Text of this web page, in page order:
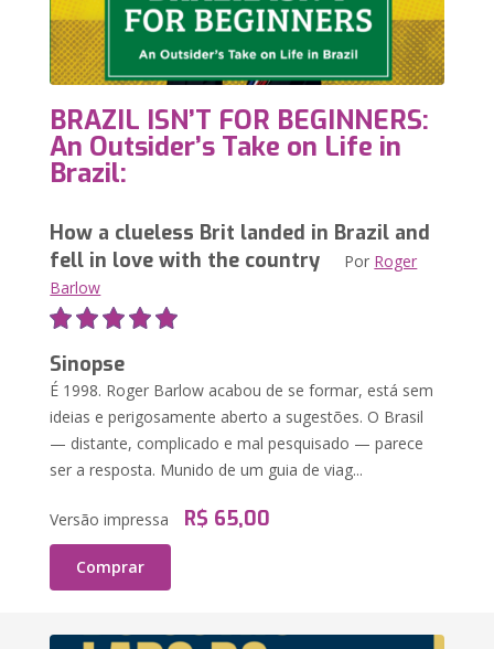
BRAZIL ISN’T FOR BEGINNERS:
An Outsider’s Take on Life in
Brazil:
How a clueless Brit landed in Brazil and
fell in love with the country Por Roger
Barlow
Sinopse
É 1998. Roger Barlow acabou de se formar, está sem
ideias e perigosamente aberto a sugestões. O Brasil
— distante, complicado e mal pesquisado — parece
ser a resposta. Munido de um guia de viag...
Versão impressa R$ 65,00
Comprar